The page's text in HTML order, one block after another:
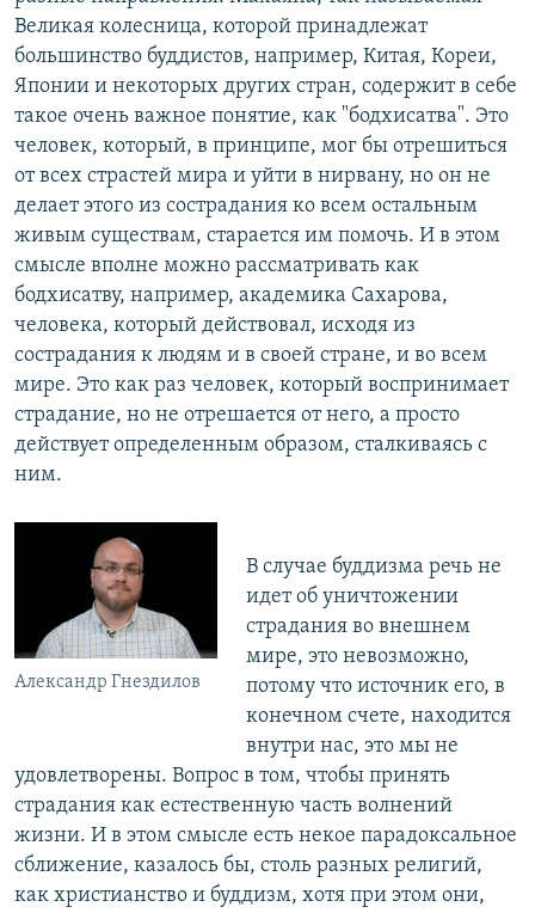
Великая колесница, которой принадлежат
большинство буддистов, например, Китая, Кореи,
Японии и некоторых других стран, содержит в себе
такое очень важное понятие, как "бодхисатва". Это
человек, который, в принципе, мог бы отрешиться
от всех страстей мира и уйти в нирвану, но он не
делает этого из сострадания ко всем остальным
живым существам, старается им помочь. И в этом
смысле вполне можно рассматривать как
бодхисатву, например, академика Сахарова,
человека, который действовал, исходя из
сострадания к людям и в своей стране, и во всем
мире. Это как раз человек, который воспринимает
страдание, но не отрешается от него, а просто
действует определенным образом, сталкиваясь с
ним.
Александр Гнездилов
В случае буддизма речь не
идет об уничтожении
страдания во внешнем
мире, это невозможно,
потому что источник его, в
конечном счете, находится
внутри нас, это мы не
удовлетворены. Вопрос в том, чтобы принять
страдания как естественную часть волнений
жизни. И в этом смысле есть некое парадоксальное
сближение, казалось бы, столь разных религий,
как христианство и буддизм, хотя при этом они,